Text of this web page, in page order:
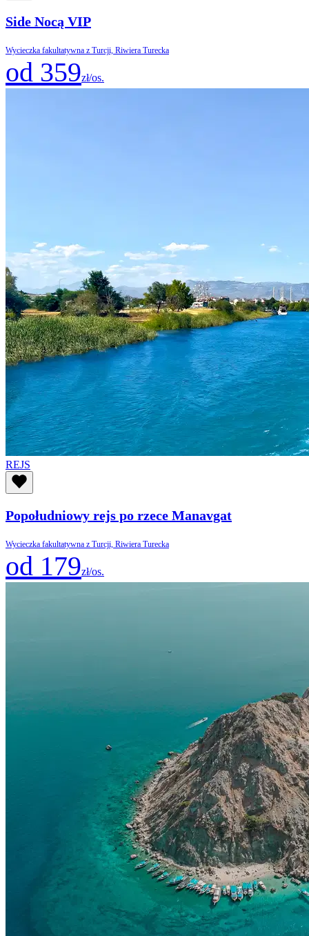
Side Nocą VIP
Wycieczka fakultatywna z Turcji, Riwiera Turecka
od 359zł/os.
REJS
Popołudniowy rejs po rzece Manavgat
Wycieczka fakultatywna z Turcji, Riwiera Turecka
od 179zł/os.